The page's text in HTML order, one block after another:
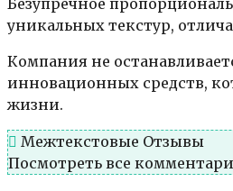
Безупречное
уникальных текстур,
Компания не
инновационных средств,
жизни.
Межтекстовые Отзывы
Посмотреть все